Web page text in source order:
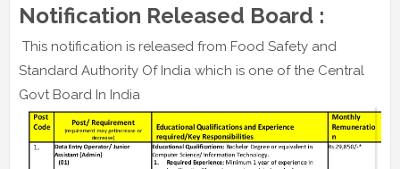
Notification Released Board :
This notification is released from Food Safety and
Standard Authority Of India which is one of the Central
Govt Board In India